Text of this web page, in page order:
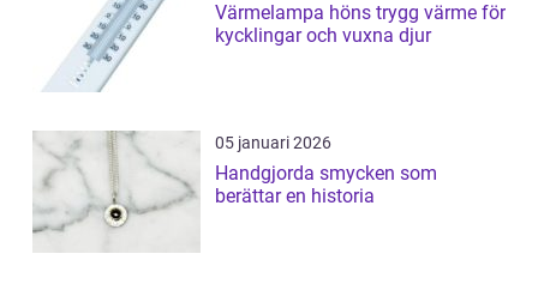
Värmelampa höns trygg värme för
kycklingar och vuxna djur
05 januari 2026
Handgjorda smycken som
berättar en historia